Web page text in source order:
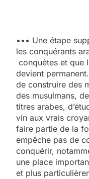
••• Une étape
les conquérants
conquêtes et que
devient
de construire des
des musulmans,
titres arabes,
vin aux vrais
faire partie de la
empêche pas de
conquérir,
une place
et plus